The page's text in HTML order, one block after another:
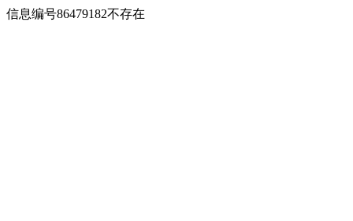
信息编号86479182不存在